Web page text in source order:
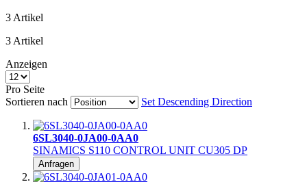
3 Artikel
3 Artikel
Anzeigen
Pro Seite
Sortieren nach
Set Descending Direction
6SL3040-0JA00-0AA0
SINAMICS S110 CONTROL UNIT CU305 DP
Anfragen